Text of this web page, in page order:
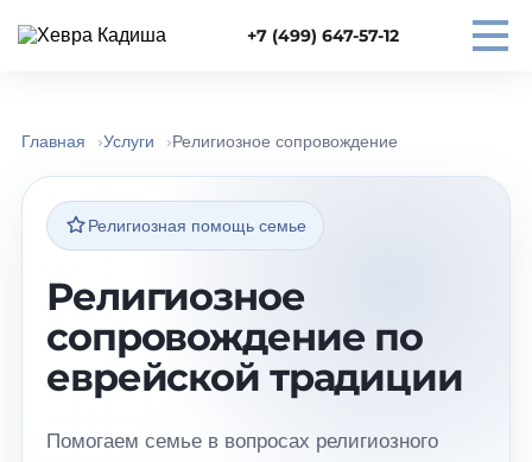
+7 (499) 647-57-12
Главная Услуги Религиозное сопровождение
Религиозная помощь семье
Религиозное
сопровождение по
еврейской традиции
Помогаем семье в вопросах религиозного